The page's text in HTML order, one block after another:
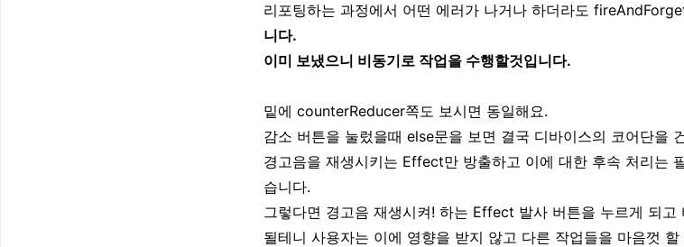
리포팅하는 과정에서 어떤 에러가 나거나 하더라도
니다.
이미 보냈으니 비동기로 작업을 수행할것입니다.
밑에 counterReducer쪽도 보시면 동일해요.
감소 버튼을 눌렀을때 else문을 보면 결국 디바이스의 코어단을
경고음을 재생시키는 Effect만 방출하고 이에 대한 후속 처리는
습니다.
그렇다면 경고음 재생시켜! 하는 Effect 발사 버튼을 누르게 되고
될테니 사용자는 이에 영향을 받지 않고 다른 작업들을 마음껏 할